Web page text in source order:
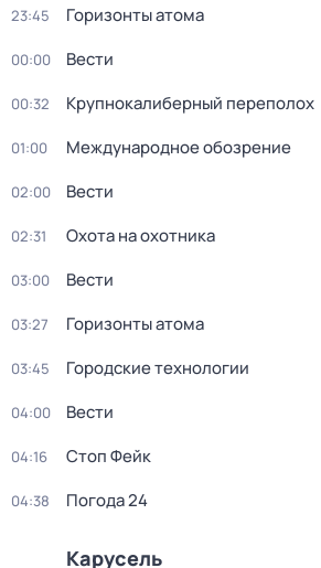
23:45 Горизонты атома
00:00 Вести
00:32 Крупнокалиберный переполох
01:00 Международное обозрение
02:00 Вести
02:31 Охота на охотника
03:00 Вести
03:27 Горизонты атома
03:45 Городские технологии
04:00 Вести
04:16 Стоп Фейк
04:38 Погода 24
Карусель